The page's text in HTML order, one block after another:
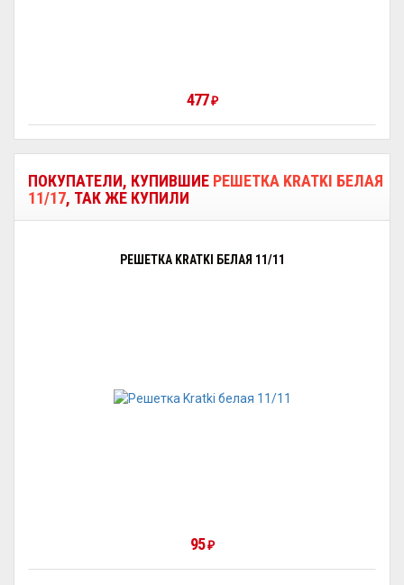
477₽
ПОКУПАТЕЛИ, КУПИВШИЕ РЕШЕТКА KRATKI БЕЛАЯ
11/17, ТАК ЖЕ КУПИЛИ
РЕШЕТКА KRATKI БЕЛАЯ 11/11
95₽